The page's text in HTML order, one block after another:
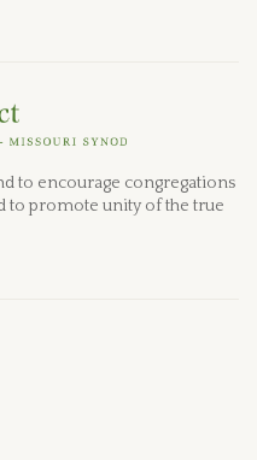
to encourage congregations
to promote unity of the true